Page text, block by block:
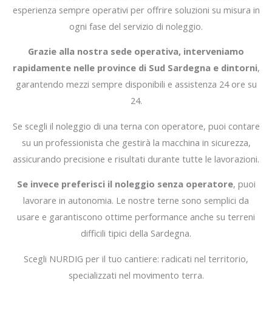
esperienza sempre operativi per offrire soluzioni su misura in
ogni fase del servizio di noleggio.
Grazie alla nostra sede operativa, interveniamo
rapidamente nelle province di Sud Sardegna e dintorni,
garantendo mezzi sempre disponibili e assistenza 24 ore su
24.
Se scegli il noleggio di una terna con operatore, puoi contare
su un professionista che gestirà la macchina in sicurezza,
assicurando precisione e risultati durante tutte le lavorazioni.
Se invece preferisci il noleggio senza operatore, puoi
lavorare in autonomia. Le nostre terne sono semplici da
usare e garantiscono ottime performance anche su terreni
difficili tipici della Sardegna.
Scegli NURDIG per il tuo cantiere: radicati nel territorio,
specializzati nel movimento terra.